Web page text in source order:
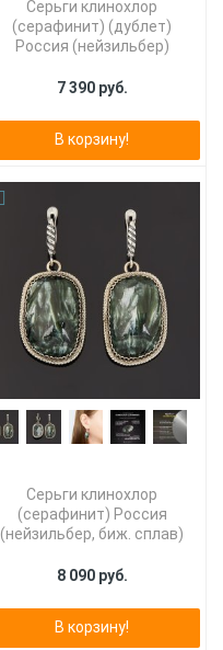
Серьги клинохлор
(серафинит) (дублет)
Россия (нейзильбер)
7 390 руб.
В корзину!
Серьги клинохлор
(серафинит) Россия
(нейзильбер, биж. сплав)
8 090 руб.
В корзину!